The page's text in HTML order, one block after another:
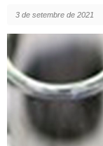
3 de setembre de 2021